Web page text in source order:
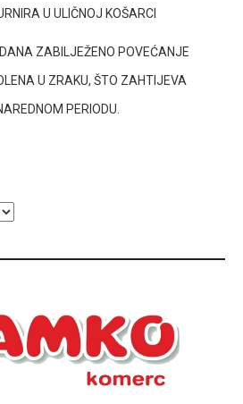
U ULIČNOJ KOŠARCI
ZABILJEŽENO POVEĆANJE
U ZRAKU, ŠTO ZAHTIJEVA
PERIODU.